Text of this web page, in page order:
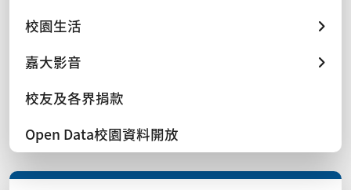
校園生活
嘉大影音
校友及各界捐款
Open Data校園資料開放